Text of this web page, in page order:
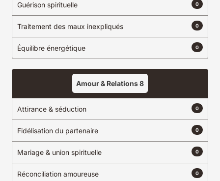
Guérison spirituelle 0
Traitement des maux inexpliqués 0
Équilibre énergétique 0
Amour & Relations8
Attirance & séduction 0
Fidélisation du partenaire 0
Mariage & union spirituelle 0
Réconciliation amoureuse 0